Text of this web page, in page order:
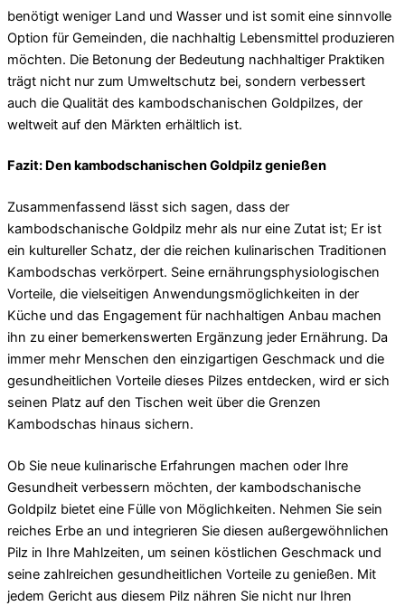
benötigt weniger Land und Wasser und ist somit eine sinnvolle
Option für Gemeinden, die nachhaltig Lebensmittel produzieren
möchten. Die Betonung der Bedeutung nachhaltiger Praktiken
trägt nicht nur zum Umweltschutz bei, sondern verbessert
auch die Qualität des kambodschanischen Goldpilzes, der
weltweit auf den Märkten erhältlich ist.
Fazit: Den kambodschanischen Goldpilz genießen
Zusammenfassend lässt sich sagen, dass der
kambodschanische Goldpilz mehr als nur eine Zutat ist; Er ist
ein kultureller Schatz, der die reichen kulinarischen Traditionen
Kambodschas verkörpert. Seine ernährungsphysiologischen
Vorteile, die vielseitigen Anwendungsmöglichkeiten in der
Küche und das Engagement für nachhaltigen Anbau machen
ihn zu einer bemerkenswerten Ergänzung jeder Ernährung. Da
immer mehr Menschen den einzigartigen Geschmack und die
gesundheitlichen Vorteile dieses Pilzes entdecken, wird er sich
seinen Platz auf den Tischen weit über die Grenzen
Kambodschas hinaus sichern.
Ob Sie neue kulinarische Erfahrungen machen oder Ihre
Gesundheit verbessern möchten, der kambodschanische
Goldpilz bietet eine Fülle von Möglichkeiten. Nehmen Sie sein
reiches Erbe an und integrieren Sie diesen außergewöhnlichen
Pilz in Ihre Mahlzeiten, um seinen köstlichen Geschmack und
seine zahlreichen gesundheitlichen Vorteile zu genießen. Mit
jedem Gericht aus diesem Pilz nähren Sie nicht nur Ihren